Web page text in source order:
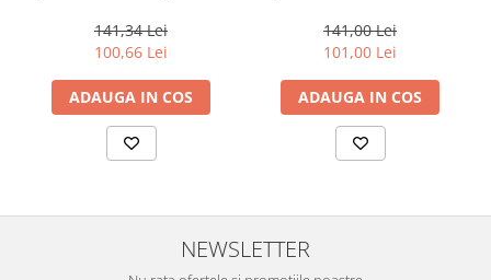
141,34 Lei
100,66 Lei
ADAUGA IN COS
141,00 Lei
101,00 Lei
ADAUGA IN COS
NEWSLETTER